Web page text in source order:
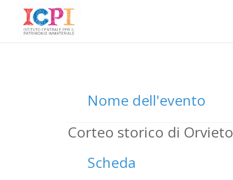
Nome dell'evento
Corteo storico di Orvieto
Scheda